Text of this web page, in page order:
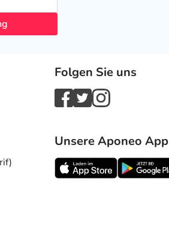
Folgen Sie uns
Unsere Aponeo App